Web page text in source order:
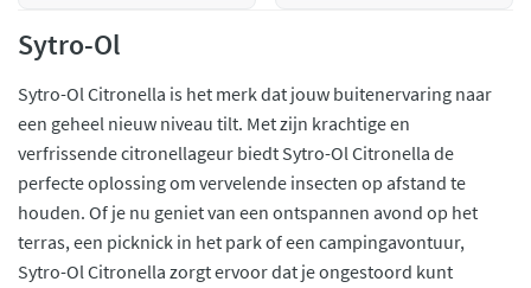
Sytro-Ol
Sytro-Ol Citronella is het merk dat jouw buitenervaring naar
een geheel nieuw niveau tilt. Met zijn krachtige en
verfrissende citronellageur biedt Sytro-Ol Citronella de
perfecte oplossing om vervelende insecten op afstand te
houden. Of je nu geniet van een ontspannen avond op het
terras, een picknick in het park of een campingavontuur,
Sytro-Ol Citronella zorgt ervoor dat je ongestoord kunt